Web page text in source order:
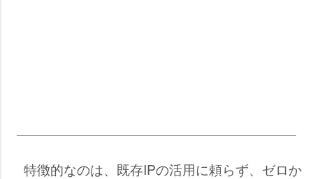
特徴的なのは、既存IPの活用に頼らず、ゼロか